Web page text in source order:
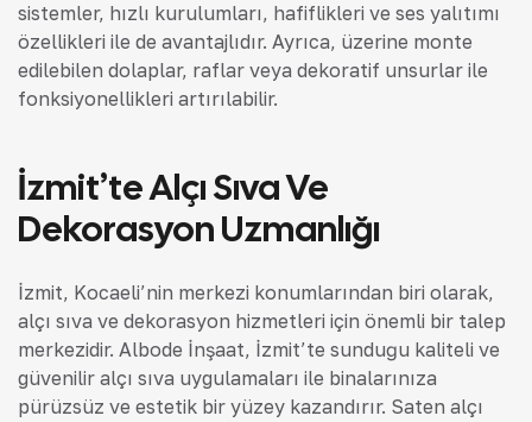
sistemler, hızlı kurulumları, hafiflikleri ve ses yalıtımı
özellikleri ile de avantajlıdır. Ayrıca, üzerine monte
edilebilen dolaplar, raflar veya dekoratif unsurlar ile
fonksiyonellikleri artırılabilir.
İzmit’te Alçı Sıva Ve
Dekorasyon Uzmanlığı
İzmit, Kocaeli’nin merkezi konumlarından biri olarak,
alçı sıva ve dekorasyon hizmetleri için önemli bir talep
merkezidir. Albode İnşaat, İzmit’te sunduğu kaliteli ve
güvenilir alçı sıva uygulamaları ile binalarınıza
pürüzsüz ve estetik bir yüzey kazandırır. Saten alçı